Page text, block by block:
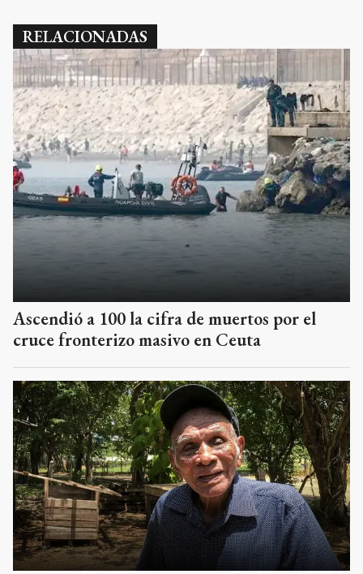
RELACIONADAS
Ascendió a 100 la cifra de muertos por el
cruce fronterizo masivo en Ceuta